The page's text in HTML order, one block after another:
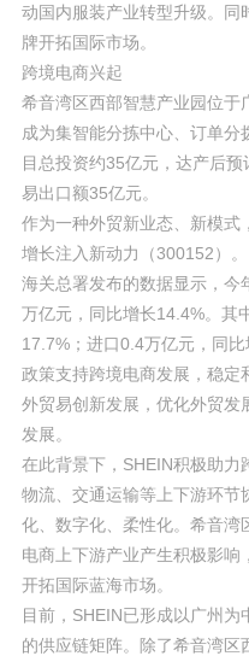
动国内服装产业转型升级。同
牌开拓国际市场。
跨境电商兴起
希音湾区西部智慧产业园位于
成为集智能分拣中心、订单
目总投资约35亿元，达产后
易出口额35亿元。
作为一种外贸新业态、新模式
增长注入新动力（300152）。
海关总署发布的数据显示，今
万亿元，同比增长14.4%。其
17.7%；进口0.4万亿元，同比
政策支持跨境电商发展，稳定
外贸易创新发展，优化外贸发
发展。
在此背景下，SHEIN积极助力
物流、交通运输等上下游环节
化、数字化、柔性化。希音湾
电商上下游产业产生积极影响
开拓国际蓝海市场。
目前，SHEIN已形成以广州
的供应链矩阵。除了希音湾区